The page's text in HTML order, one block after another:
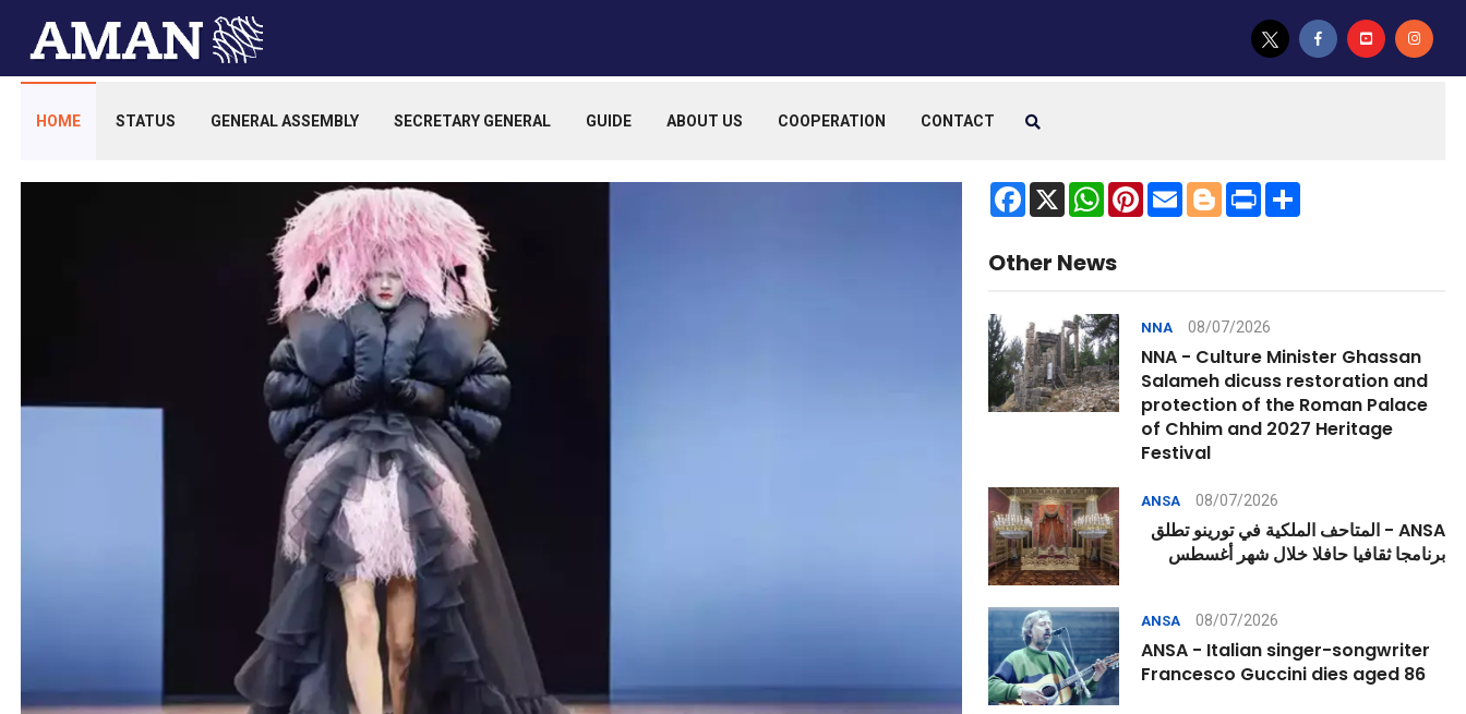
HOME STATUS GENERAL ASSEMBLY SECRETARY GENERAL GUIDE ABOUT US COOPERATION CONTACT
Facebook
X WhatsApp
Pinterest
EmailBlogger
Print Share
Other News
NNA 08/07/2026
NNA - Culture Minister Ghassan
Salameh dicuss restoration and
protection of the Roman Palace
of Chhim and 2027 Heritage
Festival
ANSA 08/07/2026
ANSA - المتاحف الملكية في تورينو تطلق
برنامجا ثقافيا حافلا خلال شهر أغسطس
ANSA 08/07/2026
ANSA - Italian singer-songwriter
Francesco Guccini dies aged 86